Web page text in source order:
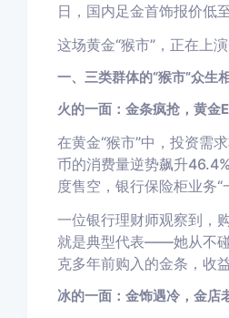
日，国内足金首饰报价低
这场黄金“猴市”，正在上
一、三类群体的“猴市”众生
火的一面：金条疯抢，黄金
在黄金“猴市”中，投资需
币的消费量逆势飙升
度售空，银行保险柜业务
一位银行理财师观察到，
就是典型代表——她从不
克多年前购入的金条，收
冰的一面：金饰遇冷，金店